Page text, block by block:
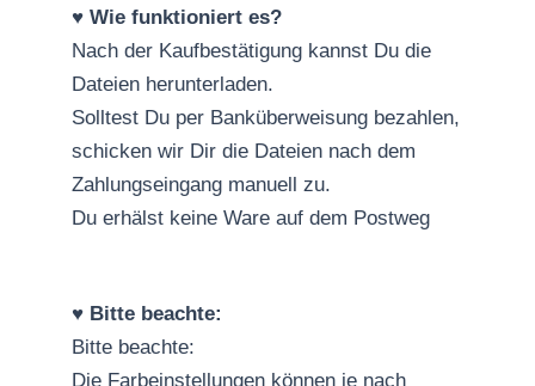
♥️ Wie funktioniert es?
Nach der Kaufbestätigung kannst Du die
Dateien herunterladen.
Solltest Du per Banküberweisung bezahlen,
schicken wir Dir die Dateien nach dem
Zahlungseingang manuell zu.
Du erhälst keine Ware auf dem Postweg
♥️ Bitte beachte:
Bitte beachte:
Die Farbeinstellungen können je nach